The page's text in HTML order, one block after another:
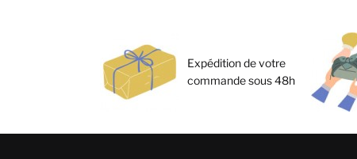
Expédition de votre
commande sous 48h